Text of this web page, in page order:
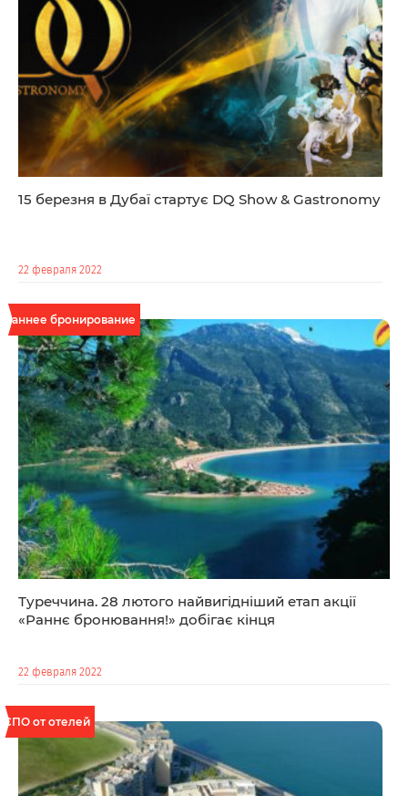
15 березня в Дубаї стартує DQ Show & Gastronomy
22 февраля 2022
Туреччина. 28 лютого найвигідніший етап акції
«Раннє бронювання!» добігає кінця
22 февраля 2022
Раннее бронирование
СПО от отелей